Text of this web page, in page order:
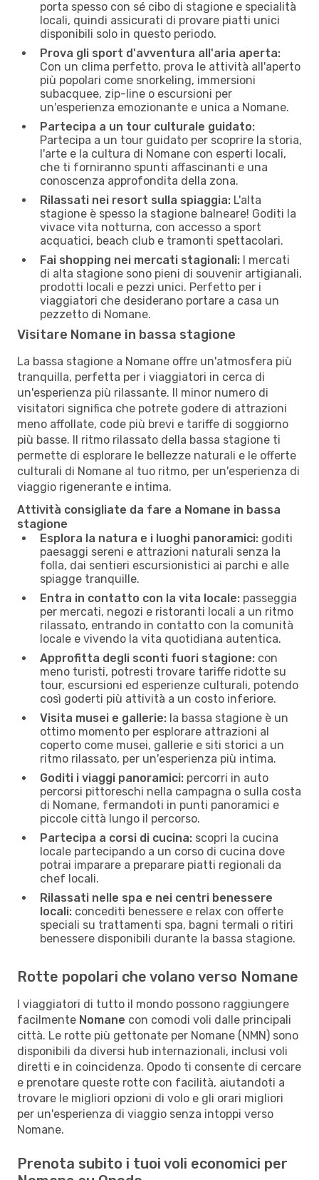
porta spesso con sé cibo di stagione e specialità
locali, quindi assicurati di provare piatti unici
disponibili solo in questo periodo.
Prova gli sport d'avventura all'aria aperta:
Con un clima perfetto, prova le attività all'aperto
più popolari come snorkeling, immersioni
subacquee, zip-line o escursioni per
un'esperienza emozionante e unica a Nomane.
Partecipa a un tour culturale guidato:
Partecipa a un tour guidato per scoprire la storia,
l'arte e la cultura di Nomane con esperti locali,
che ti forniranno spunti affascinanti e una
conoscenza approfondita della zona.
Rilassati nei resort sulla spiaggia: L'alta
stagione è spesso la stagione balneare! Goditi la
vivace vita notturna, con accesso a sport
acquatici, beach club e tramonti spettacolari.
Fai shopping nei mercati stagionali: I mercati
di alta stagione sono pieni di souvenir artigianali,
prodotti locali e pezzi unici. Perfetto per i
viaggiatori che desiderano portare a casa un
pezzetto di Nomane.
Visitare Nomane in bassa stagione
La bassa stagione a Nomane offre un'atmosfera più
tranquilla, perfetta per i viaggiatori in cerca di
un'esperienza più rilassante. Il minor numero di
visitatori significa che potrete godere di attrazioni
meno affollate, code più brevi e tariffe di soggiorno
più basse. Il ritmo rilassato della bassa stagione ti
permette di esplorare le bellezze naturali e le offerte
culturali di Nomane al tuo ritmo, per un'esperienza di
viaggio rigenerante e intima.
Attività consigliate da fare a Nomane in bassa
stagione
Esplora la natura e i luoghi panoramici: goditi
paesaggi sereni e attrazioni naturali senza la
folla, dai sentieri escursionistici ai parchi e alle
spiagge tranquille.
Entra in contatto con la vita locale: passeggia
per mercati, negozi e ristoranti locali a un ritmo
rilassato, entrando in contatto con la comunità
locale e vivendo la vita quotidiana autentica.
Approfitta degli sconti fuori stagione: con
meno turisti, potresti trovare tariffe ridotte su
tour, escursioni ed esperienze culturali, potendo
così goderti più attività a un costo inferiore.
Visita musei e gallerie: la bassa stagione è un
ottimo momento per esplorare attrazioni al
coperto come musei, gallerie e siti storici a un
ritmo rilassato, per un'esperienza più intima.
Goditi i viaggi panoramici: percorri in auto
percorsi pittoreschi nella campagna o sulla costa
di Nomane, fermandoti in ​​punti panoramici e
piccole città lungo il percorso.
Partecipa a corsi di cucina: scopri la cucina
locale partecipando a un corso di cucina dove
potrai imparare a preparare piatti regionali da
chef locali.
Rilassati nelle spa e nei centri benessere
locali: concediti benessere e relax con offerte
speciali su trattamenti spa, bagni termali o ritiri
benessere disponibili durante la bassa stagione.
Rotte popolari che volano verso Nomane
I viaggiatori di tutto il mondo possono raggiungere
facilmente Nomane con comodi voli dalle principali
città. Le rotte più gettonate per Nomane (NMN) sono
disponibili da diversi hub internazionali, inclusi voli
diretti e in coincidenza. Opodo ti consente di cercare
e prenotare queste rotte con facilità, aiutandoti a
trovare le migliori opzioni di volo e gli orari migliori
per un'esperienza di viaggio senza intoppi verso
Nomane.
Prenota subito i tuoi voli economici per